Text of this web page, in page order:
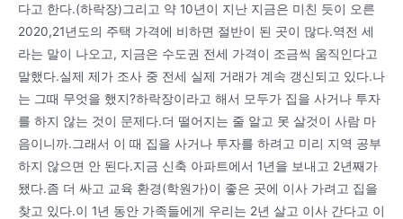
다고 한다.(하락장)그리고 약 10년이 지난 지금은 미친 듯이 오른
2020,21년도의 주택 가격에 비하면 절반이 된 곳이 많다.역전 세
라는 말이 나오고, 지금은 수도권 전세 가격이 조금씩 움직인다고
말했다.실제 제가 조사 중 전세 실제 거래가 계속 갱신되고 있다.나
는 그때 무엇을 했지?하락장이라고 해서 모두가 집을 사거나 투자
를 하지 않는 것이 문제다.더 떨어지는 줄 알고 못 살것이 사람 마
음이니까.그래서 이 때 집을 사거나 투자를 하려고 미리 지역 공부
하지 않으면 안 된다.지금 신축 아파트에서 1년을 보내고 2년째가
됐다.좀 더 싸고 교육 환경(학원가)이 좋은 곳에 이사 가려고 집을
찾고 있다.이 1년 동안 가족들에게 우리는 2년 살고 이사 간다고 이